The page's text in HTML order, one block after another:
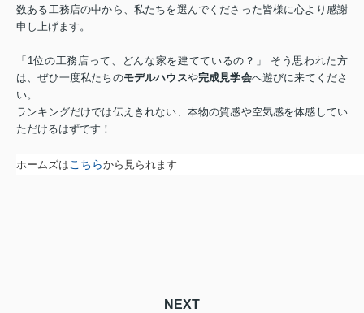
数ある工務店の中から、私たちを選んでくださった皆様に心より感謝
申し上げます。
「1位の工務店って、どんな家を建てているの？」 そう思われた方
は、ぜひ一度私たちのモデルハウスや完成見学会へ遊びに来てくださ
い。
ランキングだけでは伝えきれない、本物の質感や空気感を体感してい
ただけるはずです！
ホームズは こちらから見られます
NEXT